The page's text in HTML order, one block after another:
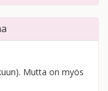
Mutta on myös